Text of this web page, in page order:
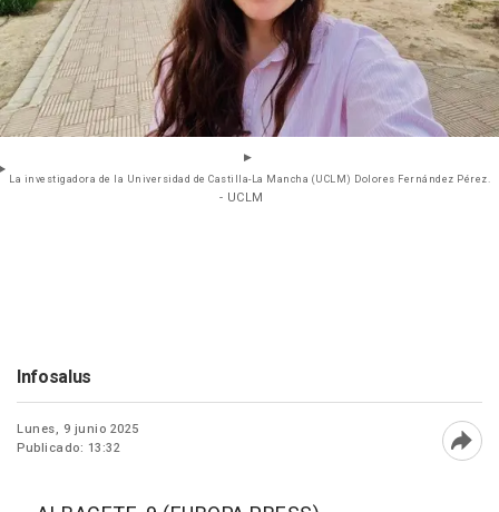
La investigadora de la Universidad de Castilla-La Mancha (UCLM) Dolores Fernández Pérez.
- UCLM
Infosalus
Lunes, 9 junio 2025
Publicado: 13:32